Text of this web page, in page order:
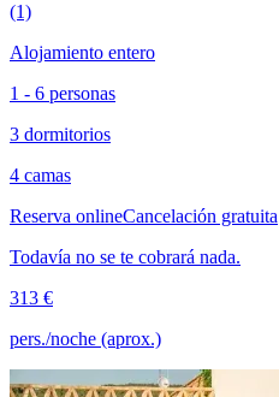
(1)
Alojamiento entero
1 - 6 personas
3 dormitorios
4 camas
Reserva onlineCancelación gratuita
Todavía no se te cobrará nada.
313 €
pers./noche (aprox.)